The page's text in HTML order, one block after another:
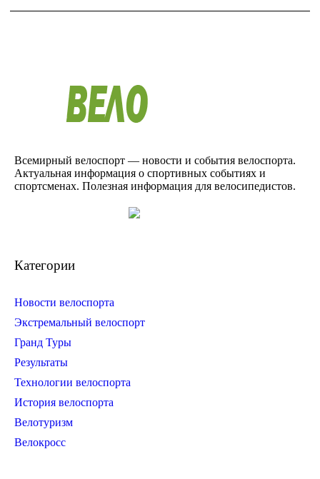
Всемирный велоспорт — новости и события велоспорта.
Актуальная информация о спортивных событиях и
спортсменах. Полезная информация для велосипедистов.
Категории
Новости велоспорта
Экстремальный велоспорт
Гранд Туры
Результаты
Технологии велоспорта
История велоспорта
Велотуризм
Велокросс